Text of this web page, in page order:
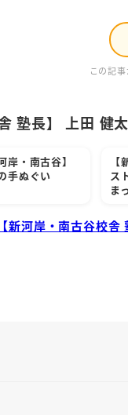
この記
塾長】 上田 健
岸・南古谷】
手ぬぐい
ス
ま
新河岸・南古谷校舎